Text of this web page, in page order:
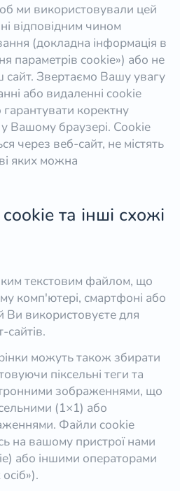
ми використовували цей
відповідним чином
(докладна інформація в
параметрів cookie») або не
сайт. Звертаємо Вашу увагу
або видаленні cookie
коректну
Вашому браузері. Cookie
через веб-сайт, не містять
яких можна
та інші схожі
текстовим файлом, що
комп'ютері, смартфоні або
Ви використовуєте для
сайтів.
можуть також збирати
піксельні теги та
зображеннями, що
(1×1) або
Файли cookie
на вашому пристрої нами
або іншими операторами